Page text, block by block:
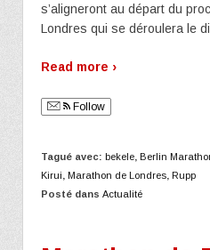
s’aligneront au départ du
Londres qui se déroulera le
Read more ›
Follow
Tagué avec: bekele Berlin
Kirui
Marathon de Londres Rupp
Posté dans Actualité